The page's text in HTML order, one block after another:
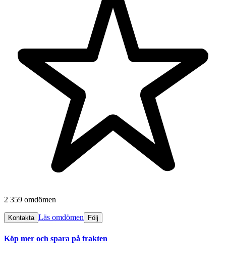
2 359 omdömen
Kontakta Läs omdömen Följ
Köp mer och spara på frakten